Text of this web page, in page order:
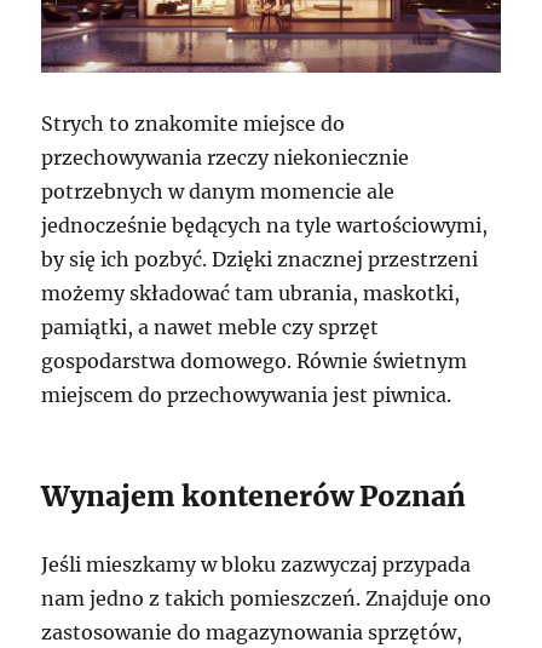
Strych to znakomite miejsce do
przechowywania rzeczy niekoniecznie
potrzebnych w danym momencie ale
jednocześnie będących na tyle wartościowymi,
by się ich pozbyć. Dzięki znacznej przestrzeni
możemy składować tam ubrania, maskotki,
pamiątki, a nawet meble czy sprzęt
gospodarstwa domowego. Równie świetnym
miejscem do przechowywania jest piwnica.
Wynajem kontenerów Poznań
Jeśli mieszkamy w bloku zazwyczaj przypada
nam jedno z takich pomieszczeń. Znajduje ono
zastosowanie do magazynowania sprzętów,